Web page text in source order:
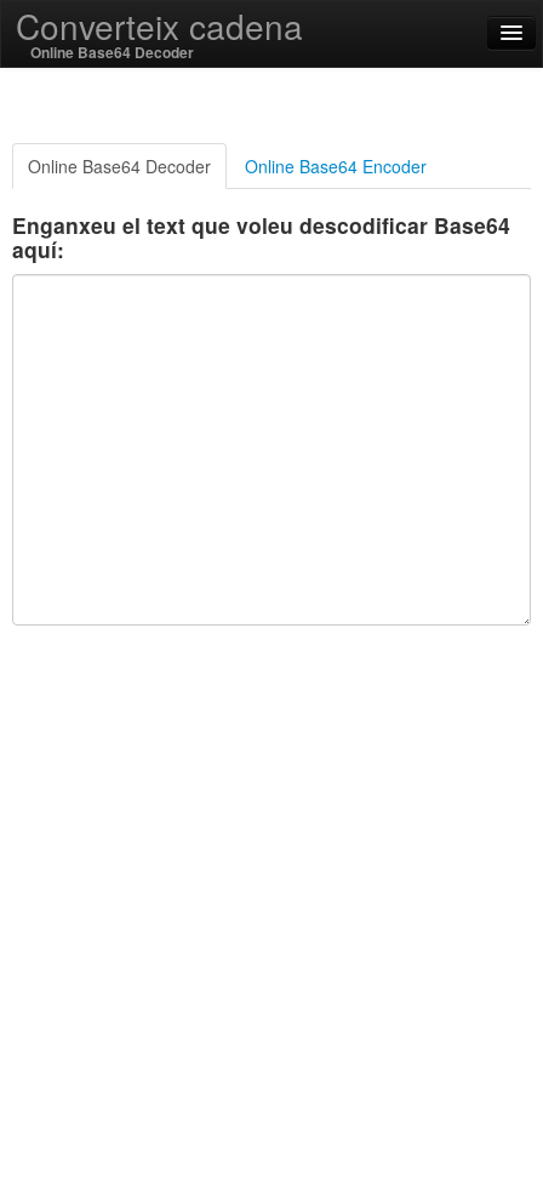
Converteix cadena
Online Base64 Decoder
Català
SSL On
Online Base64 Decoder Online Base64 Encoder
Enganxeu el text que voleu descodificar Base64
aquí: